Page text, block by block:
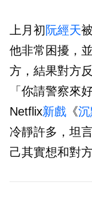
上月初阮經天
他非常困擾，
方，結果對方
「你請警察來
Netflix新戲 《沉
冷靜許多，坦
己其實想和對